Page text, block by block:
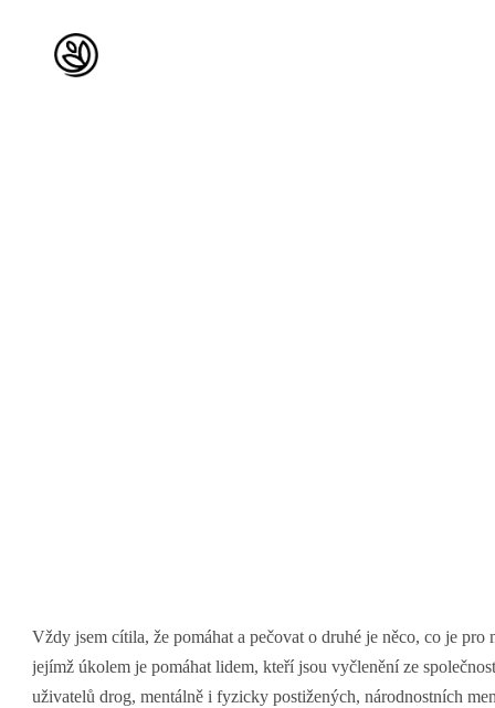
Vždy jsem cítila, že pomáhat a pečovat o druhé je něco, co je
jejímž úkolem je pomáhat lidem, kteří jsou vyčlenění ze
uživatelů drog, mentálně i fyzicky postižených, národnostních